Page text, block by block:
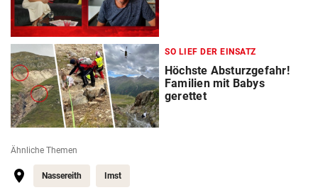
SO LIEF DER EINSATZ
Höchste Absturzgefahr!
Familien mit Babys
gerettet
Ähnliche Themen
Nassereith Imst